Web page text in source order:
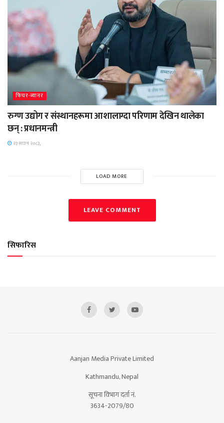
फिचर-ब्यानर
रुग्ण उद्योग र संस्थानहरूमा आशालाग्दा परिणाम देखिन थालेका
छन् : प्रधानमन्त्री
२३ साउन २०८३,
LOAD MORE
LEAVE COMMENT
सिफारिस
Aanjan Media Private Limited
Kathmandu, Nepal
सूचना विभाग दर्ता नं.
3634-2079/80